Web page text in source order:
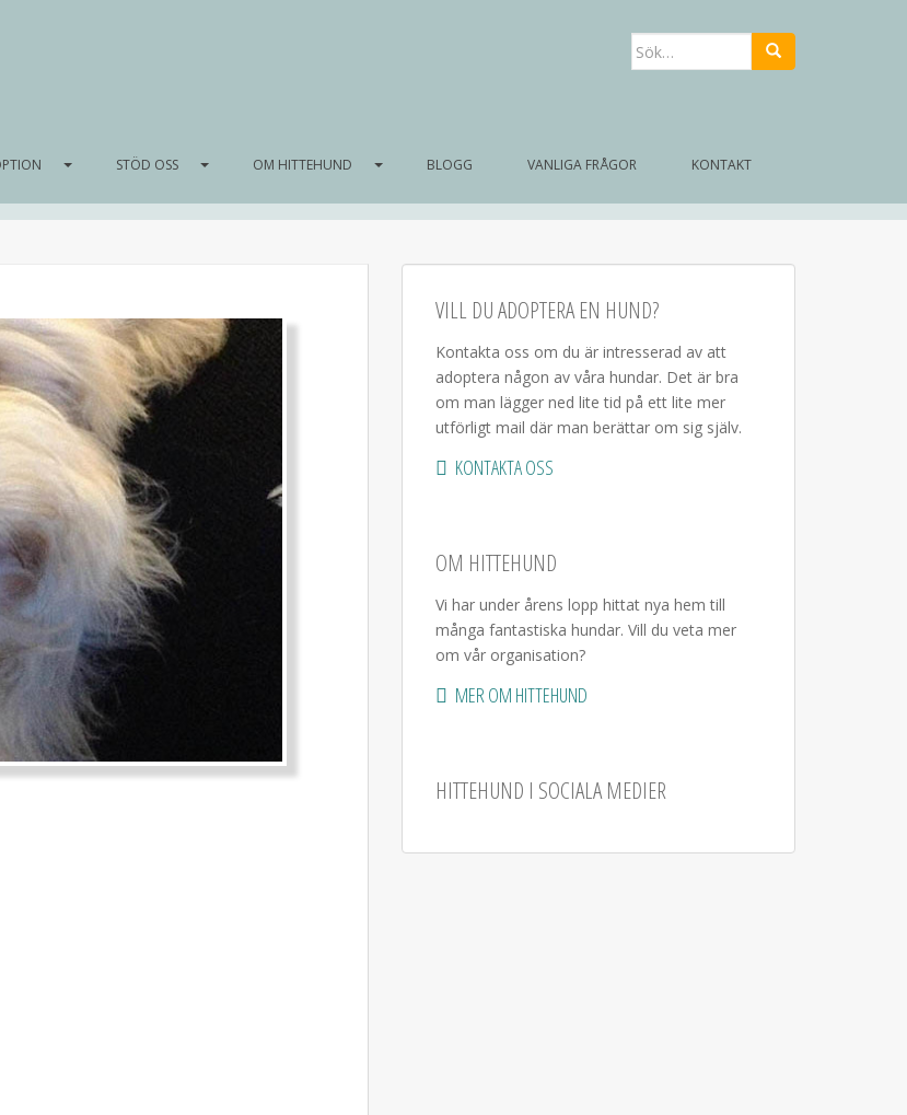
Sök
efter:
STÖD OSS OM HITTEHUND BLOGG VANLIGA FRÅGOR KONTAKT
VILL DU ADOPTERA EN HUND?
Kontakta oss om du är intresserad av att
adoptera någon av våra hundar. Det är bra
om man lägger ned lite tid på ett lite mer
utförligt mail där man berättar om sig själv.
KONTAKTA OSS
OM HITTEHUND
Vi har under årens lopp hittat nya hem till
många fantastiska hundar. Vill du veta mer
om vår organisation?
MER OM HITTEHUND
HITTEHUND I SOCIALA MEDIER